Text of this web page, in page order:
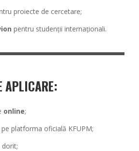
proiecte de cercetare;
pentru studenții internaționali.
APLICARE:
online;
platforma oficială KFUPM;
dorit;